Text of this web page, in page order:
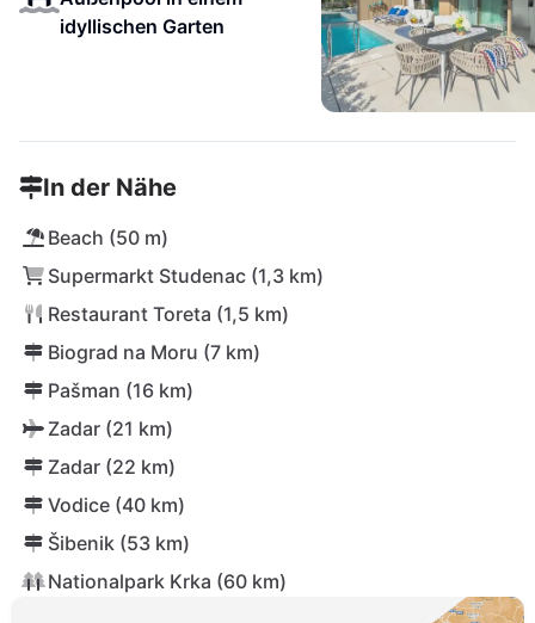
idyllischen Garten
In der Nähe
Beach (50 m)
Supermarkt Studenac (1,3 km)
Restaurant Toreta (1,5 km)
Biograd na Moru (7 km)
Pašman (16 km)
Zadar (21 km)
Zadar (22 km)
Vodice (40 km)
Šibenik (53 km)
Nationalpark Krka (60 km)